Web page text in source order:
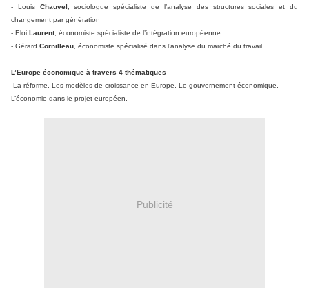
- Louis Chauvel , sociologue spécialiste de l’analyse des structures sociales et du
changement par génération
- Eloi Laurent, économiste spécialiste de l’intégration européenne
- Gérard Cornilleau , économiste spécialisé dans l’analyse du marché du travail
L’Europe économique à travers 4 thématiques
La réforme, Les modèles de croissance en Europe, Le gouvernement économique,
L’économie dans le projet européen.
Publicité